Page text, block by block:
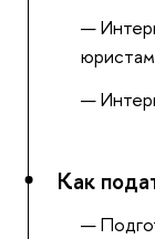
Как